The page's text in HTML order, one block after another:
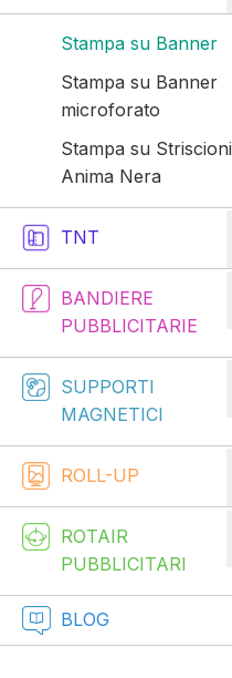
Stampa su Banner
Stampa su Banner
microforato
Stampa su Striscioni
Anima Nera
TNT
BANDIERE
PUBBLICITARIE
SUPPORTI
MAGNETICI
ROLL-UP
ROTAIR
PUBBLICITARI
BLOG